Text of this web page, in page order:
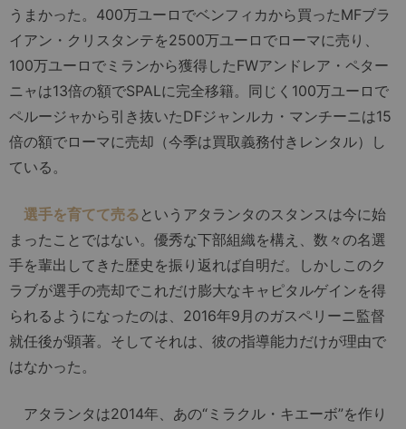
うまかった。400万ユーロでベンフィカから買ったMFブラ
イアン・クリスタンテを2500万ユーロでローマに売り、
100万ユーロでミランから獲得したFWアンドレア・ペター
ニャは13倍の額でSPALに完全移籍。同じく100万ユーロで
ペルージャから引き抜いたDFジャンルカ・マンチーニは15
倍の額でローマに売却（今季は買取義務付きレンタル）し
ている。
選手を育てて売る というアタランタのスタンスは今に始
まったことではない。優秀な下部組織を構え、数々の名選
手を輩出してきた歴史を振り返れば自明だ。しかしこのク
ラブが選手の売却でこれだけ膨大なキャピタルゲインを得
られるようになったのは、2016年9月のガスペリーニ監督
就任後が顕著。そしてそれは、彼の指導能力だけが理由で
はなかった。
アタランタは2014年、あの“ミラクル・キエーボ”を作り